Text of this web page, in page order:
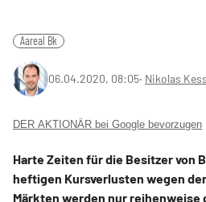
Aareal Bk
06.04.2020, 08:05‧ Nikolas
DER AKTIONÄR bei Google bevorzugen
Harte Zeiten für die Besitzer von
heftigen Kursverlusten wegen
Märkten werden nur reihenweise